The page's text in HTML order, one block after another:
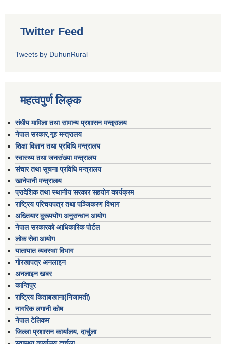
Twitter Feed
Tweets by DuhunRural
महत्वपुर्ण लिङ्क
संघीय मामिला तथा सामान्य प्रशासन मन्त्रालय
नेपाल सरकार,गृह मन्त्रालय
शिक्षा विज्ञान तथा प्रविधि मन्त्रालय
स्वास्थ्य तथा जनसंख्या मन्त्रालय
संचार तथा सूचना प्रविधि मन्त्रालय
खानेपानी मन्त्रालय
प्रादेशिक तथा स्थानीय सरकार सहयोग कार्यक्रम
राष्ट्रिय परिचयपत्र तथा पञ्जिकरण विभाग
अख्तियार दुरूपयोग अनुसन्धान आयोग
नेपाल सरकारको आधिकारिक पोर्टल
लोक सेवा आयोग
यातायात व्यवस्था विभाग
गोरखापत्र अनलाइन
अनलाइन खबर
कान्तिपुर
राष्ट्रिय किताबखाना(निजामती)
नागरिक लगानी कोष
नेपाल टेलिकम
जिल्ला प्रशासन कार्यालय, दार्चुला